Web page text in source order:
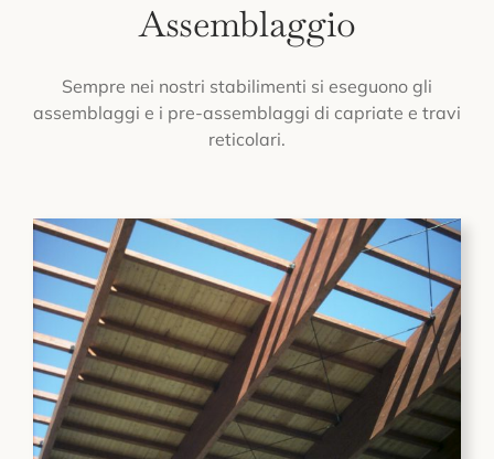
Assemblaggio
Sempre nei nostri stabilimenti si eseguono gli
assemblaggi e i pre-assemblaggi di capriate e travi
reticolari.